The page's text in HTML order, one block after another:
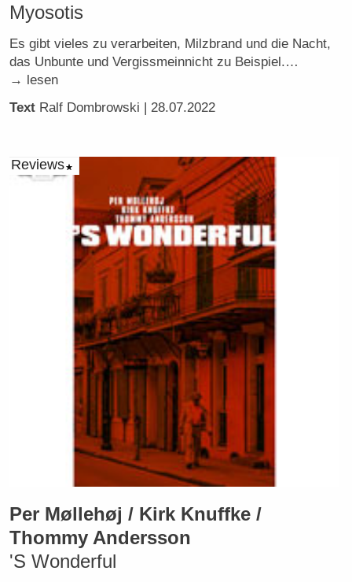
Myosotis
Es gibt vieles zu verarbeiten, Milzbrand und die Nacht,
das Unbunte und Vergissmeinnicht zu Beispiel.…
→ lesen
Text Ralf Dombrowski | 28.07.2022
Reviews
Per Møllehøj / Kirk Knuffke /
Thommy Andersson
'S Wonderful